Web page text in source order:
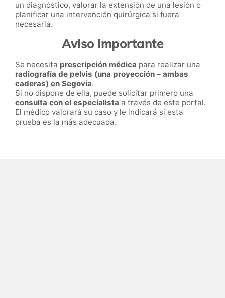
un diagnóstico, valorar la extensión de una lesión o
planificar una intervención quirúrgica si fuera
necesaria.
Aviso importante
Se necesita prescripción médica para realizar una
radiografía de pelvis (una proyección – ambas
caderas) en Segovia.
Si no dispone de ella, puede solicitar primero una
consulta con el especialista a través de este portal.
El médico valorará su caso y le indicará si esta
prueba es la más adecuada.